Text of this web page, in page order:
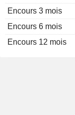
Encours 3 mois
Encours 6 mois
Encours 12 mois